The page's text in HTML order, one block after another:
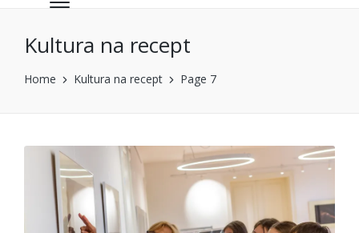
Kultura na recept
Home Kultura na recept Page 7